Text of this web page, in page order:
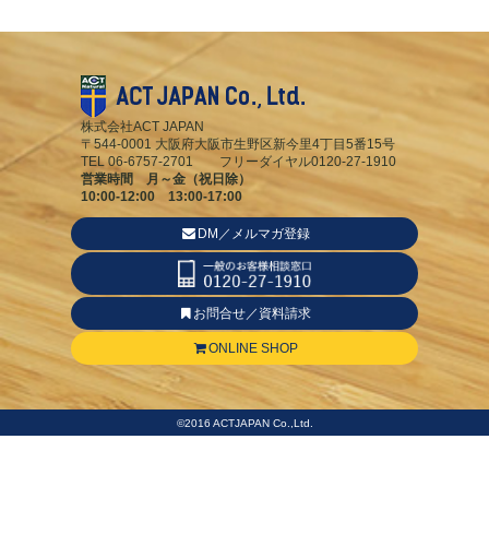
株式会社ACT JAPAN
〒544-0001 大阪府大阪市生野区新今里4丁目5番15号
TEL 06-6757-2701 フリーダイヤル0120-27-1910
営業時間 月～金（祝日除）
10:00-12:00 13:00-17:00
DM／メルマガ登録
お問合せ／資料請求
ONLINE SHOP
©2016 ACTJAPAN Co.,Ltd.